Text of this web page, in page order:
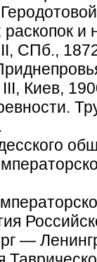
раскопок
СПб.,
Киев,
—